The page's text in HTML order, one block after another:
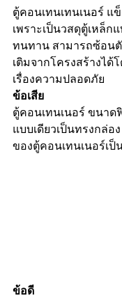
ตู้คอนเทนเทนเนอร์ แ
เพราะเป็นวสดุตู้เหล็ก
ทนทาน สามารถซ้อน
เติมจากโครงสร้างได้
เรื่องความปลอดภัย
ข้อเสีย
ตู้คอนเทนเนอร์ ขนาด
แบบเดียวเป็นทรงกล่
ของตู้คอนเทนเนอร์เ
ข้อดี